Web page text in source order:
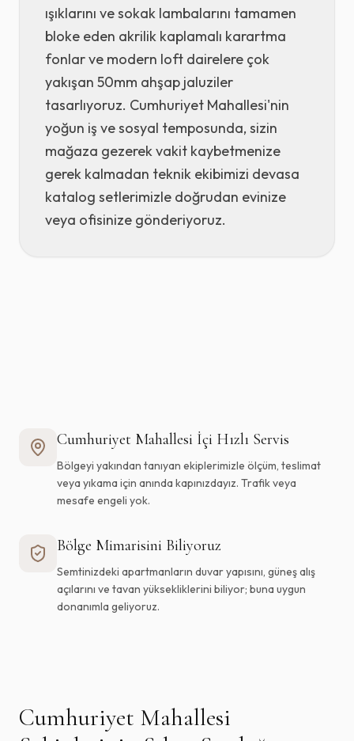
ışıklarını ve sokak lambalarını tamamen
bloke eden akrilik kaplamalı karartma
fonlar ve modern loft dairelere çok
yakışan 50mm ahşap jaluziler
tasarlıyoruz. Cumhuriyet Mahallesi'nin
yoğun iş ve sosyal temposunda, sizin
mağaza gezerek vakit kaybetmenize
gerek kalmadan teknik ekibimizi devasa
katalog setlerimizle doğrudan evinize
veya ofisinize gönderiyoruz.
Cumhuriyet Mahallesi İçi Hızlı Servis
Bölgeyi yakından tanıyan ekiplerimizle ölçüm, teslimat
veya yıkama için anında kapınızdayız. Trafik veya
mesafe engeli yok.
Bölge Mimarisini Biliyoruz
Semtinizdeki apartmanların duvar yapısını, güneş alış
açılarını ve tavan yüksekliklerini biliyor; buna uygun
donanımla geliyoruz.
Cumhuriyet Mahallesi